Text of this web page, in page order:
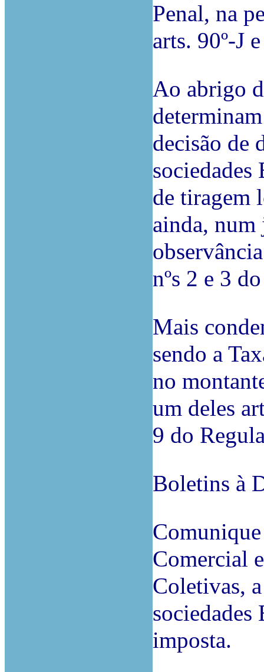
Penal, na
arts. 90º-J
Ao abrigo
decisão de
de tiragem
ainda, num
nºs 2 e 3
Mais
sendo a
no
um deles
9 do
Boletins à
Comercial
Coletivas,
imposta.